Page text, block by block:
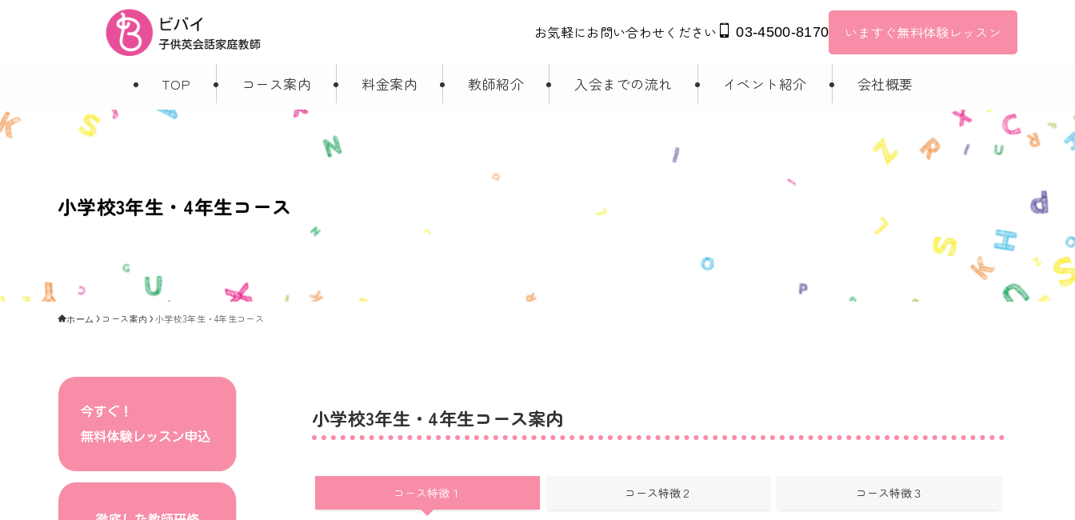
お気軽にお問い合わせください 03-4500-8170 いますぐ無料体験レッスン
TOP コース案内 料金案内 教師紹介 入会までの流れ イベント紹介 会社概要
小学校3年生・4年生コース
ホーム コース案内 小学校3年生・4年生コース
小学校3年生・4年生コース案内
コース特徴１ コース特徴２ コース特徴３